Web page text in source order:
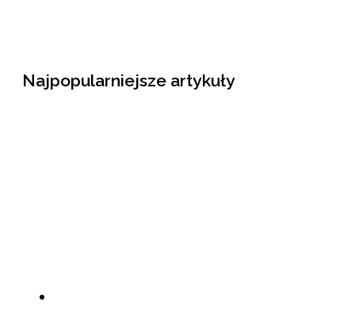
Najpopularniejsze artykuły